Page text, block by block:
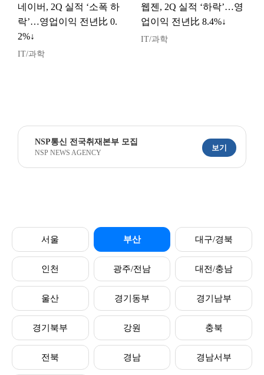
네이버, 2Q 실적 ‘소폭 하
락’…영업이익 전년比 0.
2%↓
IT/과학
웹젠, 2Q 실적 ‘하락’…영
업이익 전년比 8.4%↓
IT/과학
NSP통신 전국취재본부 모집
NSP NEWS AGENCY
보기
서울 부산 대구/경북
인천 광주/전남 대전/충남
울산 경기동부 경기남부
경기북부 강원 충북
전북 경남 경남서부